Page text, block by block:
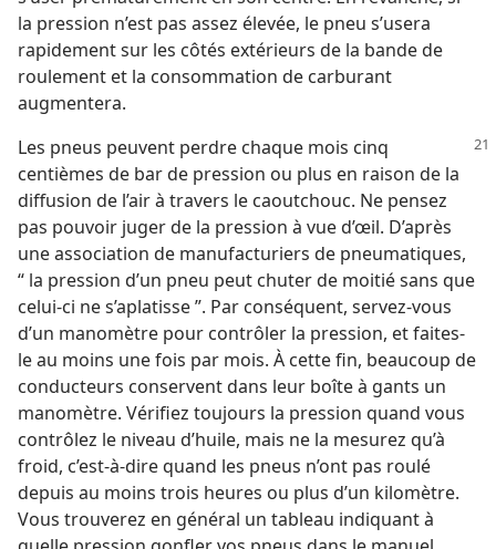
la pression n’est pas assez élevée, le pneu s’usera
rapidement sur les côtés extérieurs de la bande de
roulement et la consommation de carburant
augmentera.
Les pneus peuvent perdre chaque mois cinq
centièmes de bar de pression ou plus en raison de la
diffusion de l’air à travers le caoutchouc. Ne pensez
pas pouvoir juger de la pression à vue d’œil. D’après
une association de manufacturiers de pneumatiques,
“ la pression d’un pneu peut chuter de moitié sans que
celui-ci ne s’aplatisse ”. Par conséquent, servez-​vous
d’un manomètre pour contrôler la pression, et faites-​
le au moins une fois par mois. À cette fin, beaucoup de
conducteurs conservent dans leur boîte à gants un
manomètre. Vérifiez toujours la pression quand vous
contrôlez le niveau d’huile, mais ne la mesurez qu’à
froid, c’est-à-dire quand les pneus n’ont pas roulé
depuis au moins trois heures ou plus d’un kilomètre.
Vous trouverez en général un tableau indiquant à